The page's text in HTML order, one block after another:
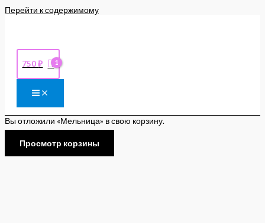
Перейти к содержимому
750₽
Вы отложили «Мельница» в свою корзину.
Просмотр корзины